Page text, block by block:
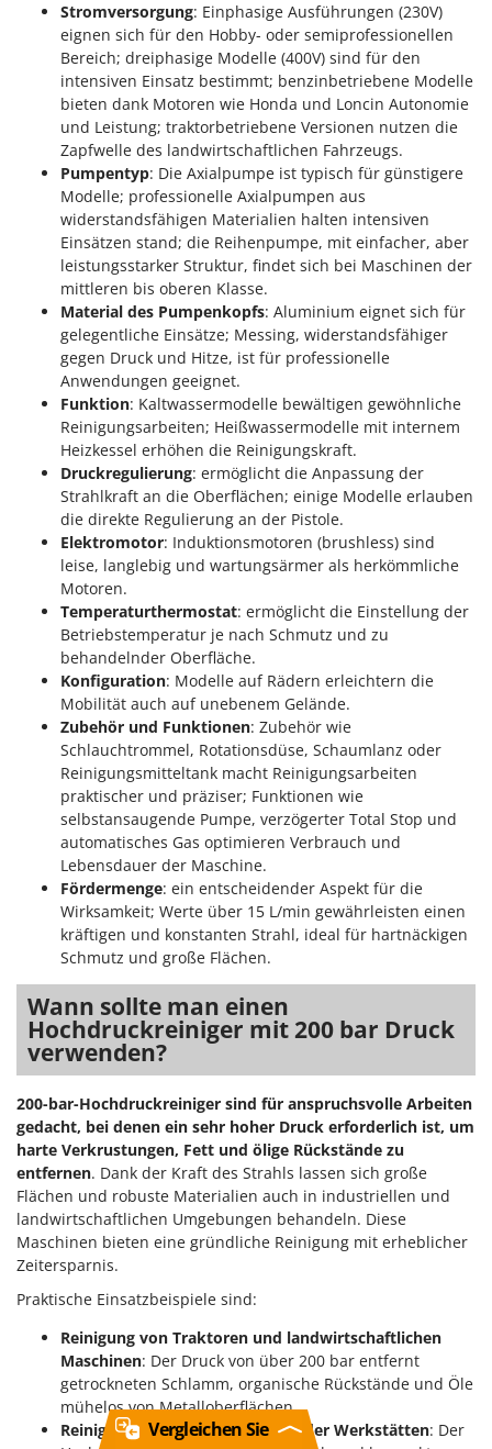
Stromversorgung: Einphasige Ausführungen (230V)
eignen sich für den Hobby- oder semiprofessionellen
Bereich; dreiphasige Modelle (400V) sind für den
intensiven Einsatz bestimmt; benzinbetriebene Modelle
bieten dank Motoren wie Honda und Loncin Autonomie
und Leistung; traktorbetriebene Versionen nutzen die
Zapfwelle des landwirtschaftlichen Fahrzeugs.
Pumpentyp: Die Axialpumpe ist typisch für günstigere
Modelle; professionelle Axialpumpen aus
widerstandsfähigen Materialien halten intensiven
Einsätzen stand; die Reihenpumpe, mit einfacher, aber
leistungsstarker Struktur, findet sich bei Maschinen der
mittleren bis oberen Klasse.
Material des Pumpenkopfs: Aluminium eignet sich für
gelegentliche Einsätze; Messing, widerstandsfähiger
gegen Druck und Hitze, ist für professionelle
Anwendungen geeignet.
Funktion: Kaltwassermodelle bewältigen gewöhnliche
Reinigungsarbeiten; Heißwassermodelle mit internem
Heizkessel erhöhen die Reinigungskraft.
Druckregulierung: ermöglicht die Anpassung der
Strahlkraft an die Oberflächen; einige Modelle erlauben
die direkte Regulierung an der Pistole.
Elektromotor: Induktionsmotoren (brushless) sind
leise, langlebig und wartungsärmer als herkömmliche
Motoren.
Temperaturthermostat: ermöglicht die Einstellung der
Betriebstemperatur je nach Schmutz und zu
behandelnder Oberfläche.
Konfiguration: Modelle auf Rädern erleichtern die
Mobilität auch auf unebenem Gelände.
Zubehör und Funktionen: Zubehör wie
Schlauchtrommel, Rotationsdüse, Schaumlanz oder
Reinigungsmitteltank macht Reinigungsarbeiten
praktischer und präziser; Funktionen wie
selbstansaugende Pumpe, verzögerter Total Stop und
automatisches Gas optimieren Verbrauch und
Lebensdauer der Maschine.
Fördermenge: ein entscheidender Aspekt für die
Wirksamkeit; Werte über 15 L/min gewährleisten einen
kräftigen und konstanten Strahl, ideal für hartnäckigen
Schmutz und große Flächen.
Wann sollte man einen
Hochdruckreiniger mit 200 bar Druck
verwenden?
200-bar-Hochdruckreiniger sind für anspruchsvolle Arbeiten
gedacht, bei denen ein sehr hoher Druck erforderlich ist, um
harte Verkrustungen, Fett und ölige Rückstände zu
entfernen. Dank der Kraft des Strahls lassen sich große
Flächen und robuste Materialien auch in industriellen und
landwirtschaftlichen Umgebungen behandeln. Diese
Maschinen bieten eine gründliche Reinigung mit erheblicher
Zeitersparnis.
Praktische Einsatzbeispiele sind:
Reinigung von Traktoren und landwirtschaftlichen
Maschinen: Der Druck von über 200 bar entfernt
getrockneten Schlamm, organische Rückstände und Öle
mühelos von Metalloberflächen.
Reinigung von Industrieböden oder Werkstätten: Der
Vergleichen Sie